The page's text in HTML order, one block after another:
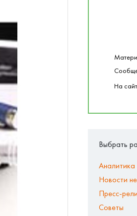
На
Выбрать
Аналитика
Новости
Пресс-
Советы